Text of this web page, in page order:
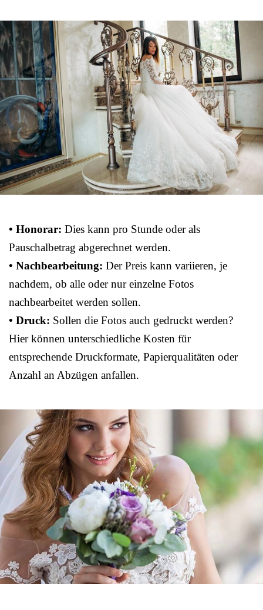
• Honorar: Dies kann pro Stunde oder als
Pauschalbetrag abgerechnet werden.
• Nachbearbeitung: Der Preis kann variieren, je
nachdem, ob alle oder nur einzelne Fotos
nachbearbeitet werden sollen.
• Druck: Sollen die Fotos auch gedruckt werden?
Hier können unterschiedliche Kosten für
entsprechende Druckformate, Papierqualitäten oder
Anzahl an Abzügen anfallen.